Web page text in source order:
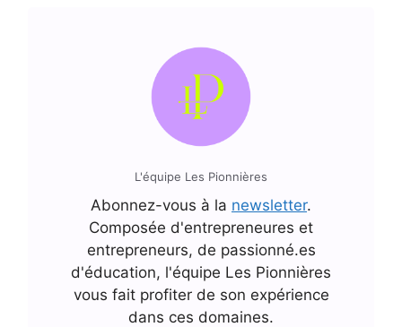
L'équipe Les Pionnières
Abonnez-vous à la newsletter.
Composée d'entrepreneures et
entrepreneurs, de passionné.es
d'éducation, l'équipe Les Pionnières
vous fait profiter de son expérience
dans ces domaines.